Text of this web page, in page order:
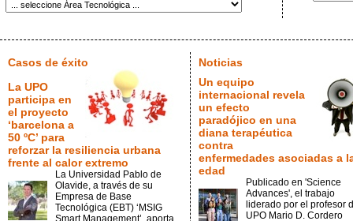
Casos de éxito
La UPO
participa en
el proyecto
‘barcelona a
50 ºC’ para
reforzar la resiliencia urbana
frente al calor extremo
La Universidad Pablo de
Olavide, a través de su
Empresa de Base
Tecnológica (EBT) ‘MSIG
Smart Management’, aporta
Noticias
Un equipo
internacional revela
un efecto
paradójico en una
diana terapéutica
contra
enfermedades asociadas a
edad
Publicado en 'Science
Advances', el trabajo
liderado por el profesor
UPO Mario D. Cordero